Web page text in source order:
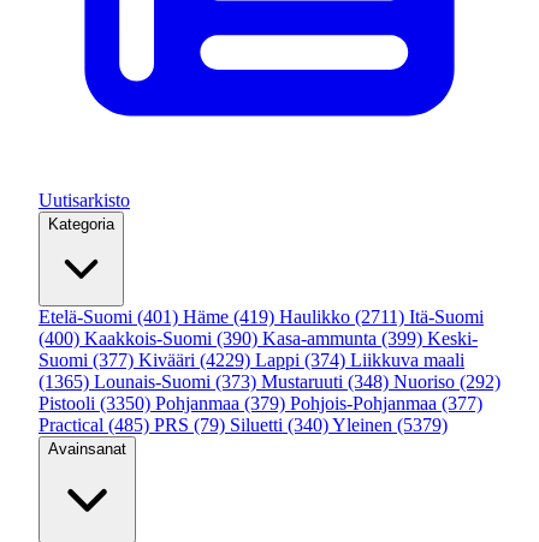
Uutisarkisto
Kategoria
Etelä-Suomi (401) Häme (419) Haulikko (2711) Itä-Suomi
(400) Kaakkois-Suomi (390) Kasa-ammunta (399) Keski-
Suomi (377) Kivääri (4229) Lappi (374) Liikkuva maali
(1365) Lounais-Suomi (373) Mustaruuti (348) Nuoriso (292)
Pistooli (3350) Pohjanmaa (379) Pohjois-Pohjanmaa (377)
Practical (485) PRS (79) Siluetti (340)Yleinen (5379)
Avainsanat